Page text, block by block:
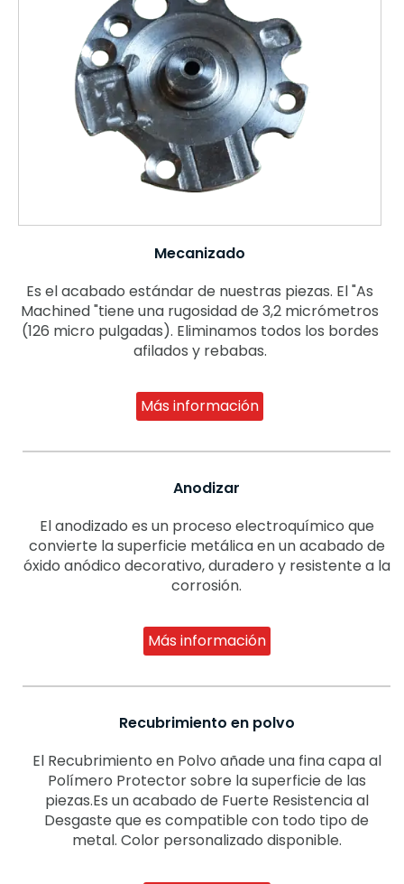
Mecanizado
Es el acabado estándar de nuestras piezas. El "As
Machined "tiene una rugosidad de 3,2 micrómetros
(126 micro pulgadas). Eliminamos todos los bordes
afilados y rebabas.
Más información
Anodizar
El anodizado es un proceso electroquímico que
convierte la superficie metálica en un acabado de
óxido anódico decorativo, duradero y resistente a la
corrosión.
Más información
Recubrimiento en polvo
El Recubrimiento en Polvo añade una fina capa al
Polímero Protector sobre la superficie de las
piezas.Es un acabado de Fuerte Resistencia al
Desgaste que es compatible con todo tipo de
metal. Color personalizado disponible.